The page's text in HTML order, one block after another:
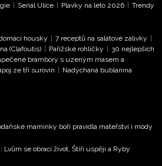
Seriál Ulice Plavky na léto 2026
Trendy
housky 7 receptů na salátové zálivky
(Clafoutis)
Pařížské rohlíčky
30 nejlepších
brambory s uzeným masem a
ze tří surovin Nadýchaná bublanina
maminky boří pravidla mateřství i módy
Lvům se obrací život, Štíři uspějí a Ryby